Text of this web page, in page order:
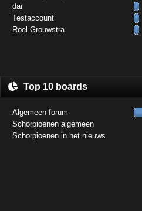
dar
Testaccount
Roel Grouwstra
Top 10 boards
Algemeen forum
Schorpioenen algemeen
Schorpioenen in het nieuws